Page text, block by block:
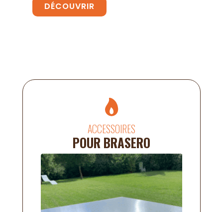
DÉCOUVRIR
ACCESSOIRES
POUR BRASERO